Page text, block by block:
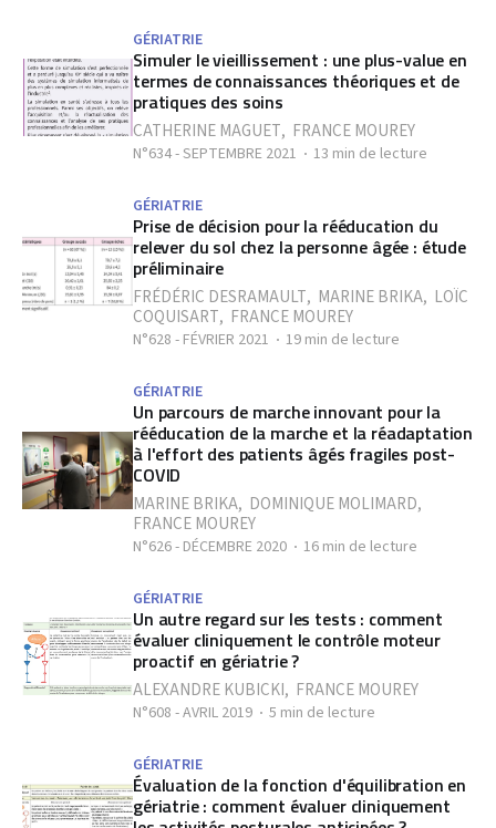
GÉRIATRIE
Simuler le vieillissement : une plus-value en
termes de connaissances théoriques et de
pratiques des soins
CATHERINE MAGUET, FRANCE MOUREY
N°634 - SEPTEMBRE 2021 13 min de lecture
GÉRIATRIE
Prise de décision pour la rééducation du
relever du sol chez la personne âgée : étude
préliminaire
FRÉDÉRIC DESRAMAULT, MARINE BRIKA, LOÏC
COQUISART, FRANCE MOUREY
N°628 - FÉVRIER 2021 19 min de lecture
GÉRIATRIE
Un parcours de marche innovant pour la
rééducation de la marche et la réadaptation
à l'effort des patients âgés fragiles post-
COVID
MARINE BRIKA, DOMINIQUE MOLIMARD,
FRANCE MOUREY
N°626 - DÉCEMBRE 2020 16 min de lecture
GÉRIATRIE
Un autre regard sur les tests : comment
évaluer cliniquement le contrôle moteur
proactif en gériatrie ?
ALEXANDRE KUBICKI, FRANCE MOUREY
N°608 - AVRIL 2019 5 min de lecture
GÉRIATRIE
Évaluation de la fonction d'équilibration en
gériatrie : comment évaluer cliniquement